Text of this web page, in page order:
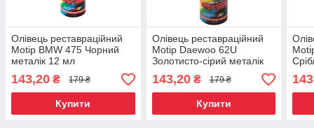
Олівець реставраційний
Motip BMW 475 Чорний
металік 12 мл
143,20 ₴ 179 ₴
Купити
Олівець реставраційний
Motip Daewoo 62U
Золотисто-сірий металік
12 мл
143,20₴ 179 ₴
Купити